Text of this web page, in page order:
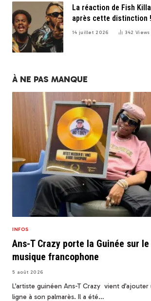
La réaction de Fish
après cette distinction !
14 juillet 2026 342Views
À NE PAS MANQUE
INFOS
Ans-T Crazy porte la Guinée sur
musique francophone
5 août 2026
L’artiste guinéen Ans-T Crazy vient
ligne à son palmarès. Il a été…